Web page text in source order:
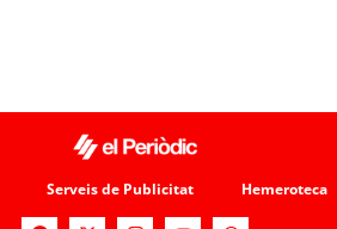
Serveis de Publicitat Hemeroteca